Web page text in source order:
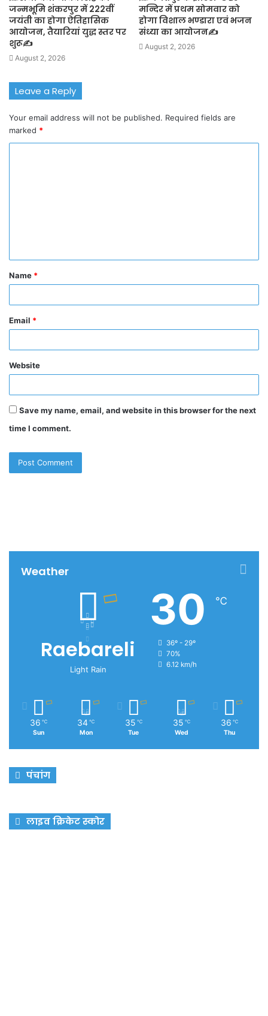
जन्मभूमि शंकरपुर में 222वीं
जयंती का होगा ऐतिहासिक
आयोजन, तैयारियां युद्ध स्तर पर
शुरू✍️
August 2, 2026
मन्दिर में प्रथम सोमवार को
होगा विशाल भण्डारा एवं भजन
संध्या का आयोजन✍️
August 2, 2026
Leave a Reply
Your email address will not be published. Required fields are
marked *
t
*
Name *
Email *
Website
Save my name, email, and website in this browser for the next
time I comment.
Weather
Raebareli
Light Rain
30 ℃
36º - 29º
70%
6.12 km/h
36 ℃
Sun
34 ℃
Mon
35 ℃
Tue
35 ℃
Wed
36 ℃
Thu
पंचांग
लाइव क्रिकेट स्कोर